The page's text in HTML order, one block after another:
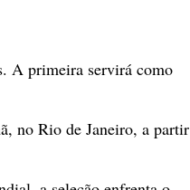
A primeira servirá como
no Rio de Janeiro, a partir